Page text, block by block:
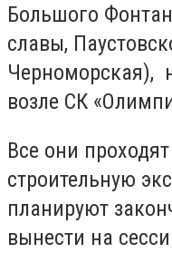
Большого
славы,
Черноморская),
возле СК
Все они
строительную
планируют
вынести на